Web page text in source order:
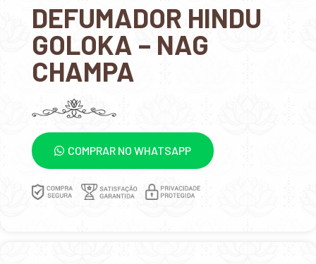
DEFUMADOR HINDU
GOLOKA – NAG
CHAMPA
COMPRAR NO WHATSAPP